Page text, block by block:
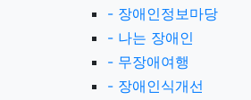
- 장애인정보마당
- 나는 장애인
- 무장애여행
- 장애인식개선